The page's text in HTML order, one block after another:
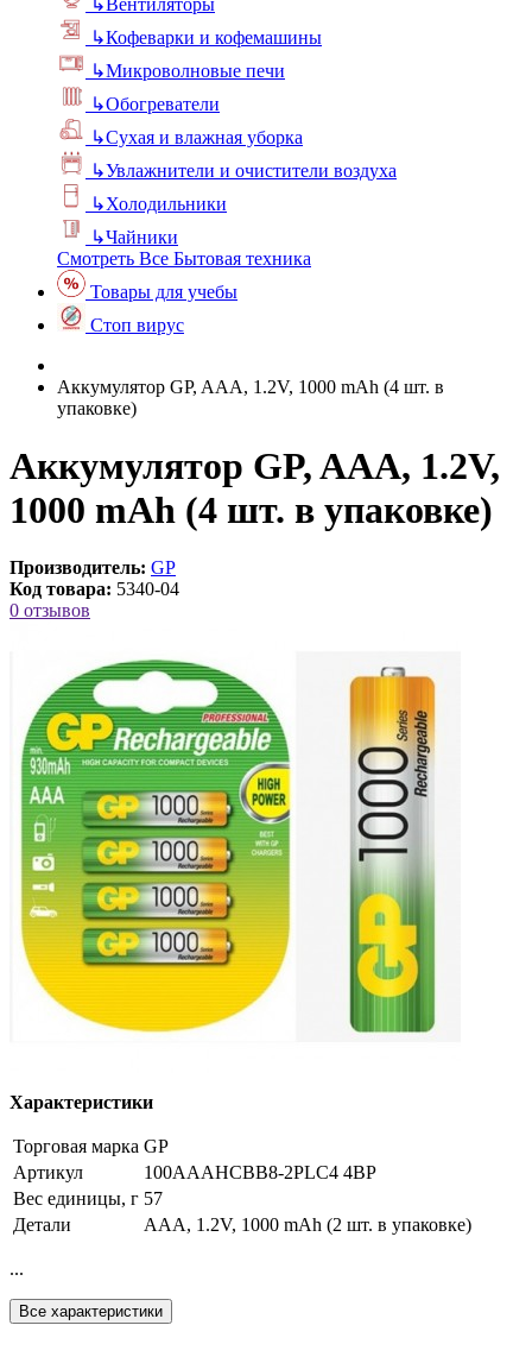
↳Кофеварки и кофемашины
↳Микроволновые печи
↳Обогреватели
↳Сухая и влажная уборка
↳Увлажнители и очистители воздуха
↳Холодильники
↳Чайники
Смотреть Все Бытовая техника
Товары для учебы
Стоп вирус
Аккумулятор GP, AAA, 1.2V, 1000 mAh (4 шт. в
упаковке)
Аккумулятор GP, AAA, 1.2V,
1000 mAh (4 шт. в упаковке)
Производитель: GP
Код товара: 5340-04
0 отзывов
Характеристики
Торговая марка GP
Артикул
100AAAHCBB8-2PLC4 4BP
Вес единицы, г 57
Детали
AAA, 1.2V, 1000 mAh (2 шт. в упаковке)
...
Все характеристики